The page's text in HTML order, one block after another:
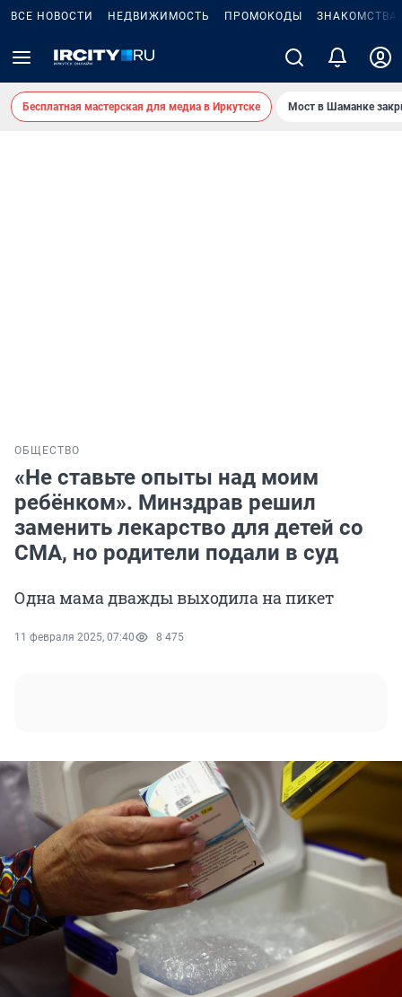
ВСЕ НОВОСТИ НЕДВИЖИМОСТЬ ПРОМОКОДЫ ЗНАКОМСТВА
Бесплатная мастерская для медиа в Иркутске Мост в Шаманке
ОБЩЕСТВО
«Не ставьте опыты над моим
ребёнком». Минздрав решил
заменить лекарство для детей со
СМА, но родители подали в суд
Одна мама дважды выходила на пикет
11 февраля 2025, 07:40 8 475